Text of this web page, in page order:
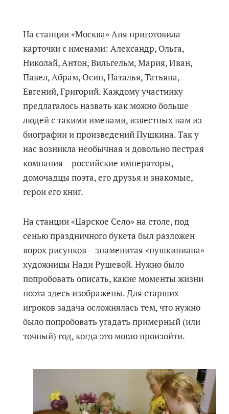
На станции «Москва» Аня приготовила
карточки с именами: Александр, Ольга,
Николай, Антон, Вильгельм, Мария, Иван,
Павел, Абрам, Осип, Наталья, Татьяна,
Евгений, Григорий. Каждому участнику
предлагалось назвать как можно больше
людей с такими именами, известных нам из
биографии и произведений Пушкина. Так у
нас возникла необычная и довольно пестрая
компания – российские императоры,
домочадцы поэта, его друзья и знакомые,
герои его книг.
На станции «Царское Село» на столе, под
сенью праздничного букета был разложен
ворох рисунков – знаменитая «пушкиниана»
художницы Нади Рушевой. Нужно было
попробовать описать, какие моменты жизни
поэта здесь изображены. Для старших
игроков задача осложнялась тем, что нужно
было попробовать угадать примерный (или
точный) год, когда это могло произойти.